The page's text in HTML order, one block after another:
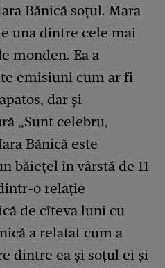
Bănică soțul. Mara
una dintre cele mai
monden. Ea a
emisiuni cum ar fi
dar și
„Sunt celebru,
Bănică este
băiețel în vârstă de 11
o relație
de cîteva luni cu
a relatat cum a
dintre ea și soțul ei și